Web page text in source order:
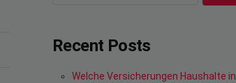
Recent Posts
Welche Versicherungen Haushalte in